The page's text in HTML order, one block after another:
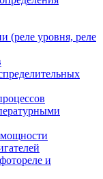
(реле уровня, реле
и